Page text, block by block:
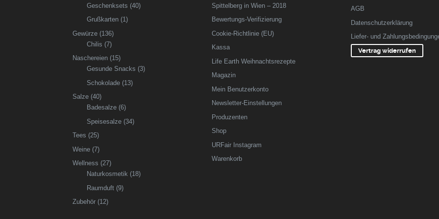
Geschenksets (40)
Grußkarten (1)
Gewürze (136)
Chilis (7)
Naschereien (15)
Gesunde Snacks (3)
Schokolade (13)
Salze (40)
Badesalze (6)
Speisesalze (34)
Tees (25)
Weine (7)
Wellness (27)
Naturkosmetik (18)
Raumduft (9)
Zubehör (12)
Spittelberg in Wien – 2018
Bewertungs-Verifizierung
Cookie-Richtlinie (EU)
Kassa
Life Earth Weihnachtsrezepte
Magazin
Mein Benutzerkonto
Newsletter-Einstellungen
Produzenten
Shop
URFair Instagram
Warenkorb
AGB
Datenschutzerklärung
Liefer- und
Vertrag widerrufen